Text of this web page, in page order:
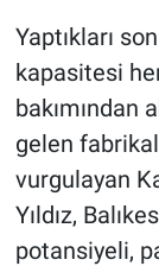
Yaptıkları
kapasitesi
bakımından
gelen
vurgulayan
Yıldız,
potansiyeli,